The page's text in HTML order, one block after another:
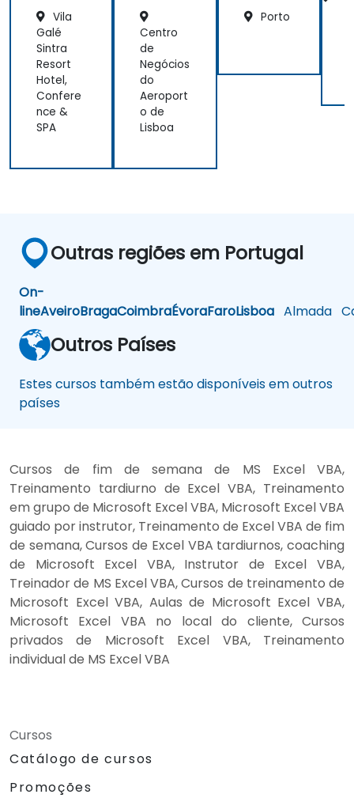
Vila
Galé
Sintra
Resort
Hotel,
Confere
nce &
SPA
Centro
de
Negócios
do
Aeroport
o de
Lisboa
mação
Porto
Outras regiões em Portugal
On-
lineAveiroBragaCoimbraÉvoraFaroLisboa Almada
Outros Países
Estes cursos também estão disponíveis em outros
países
Cursos de fim de semana de MS Excel VBA,
Treinamento tardiurno de Excel VBA, Treinamento
em grupo de Microsoft Excel VBA, Microsoft Excel VBA
guiado por instrutor, Treinamento de Excel VBA de fim
de semana, Cursos de Excel VBA tardiurnos, coaching
de Microsoft Excel VBA, Instrutor de Excel VBA,
Treinador de MS Excel VBA, Cursos de treinamento de
Microsoft Excel VBA, Aulas de Microsoft Excel VBA,
Microsoft Excel VBA no local do cliente, Cursos
privados de Microsoft Excel VBA, Treinamento
individual de MS Excel VBA
Cursos
Catálogo de cursos
Promoções